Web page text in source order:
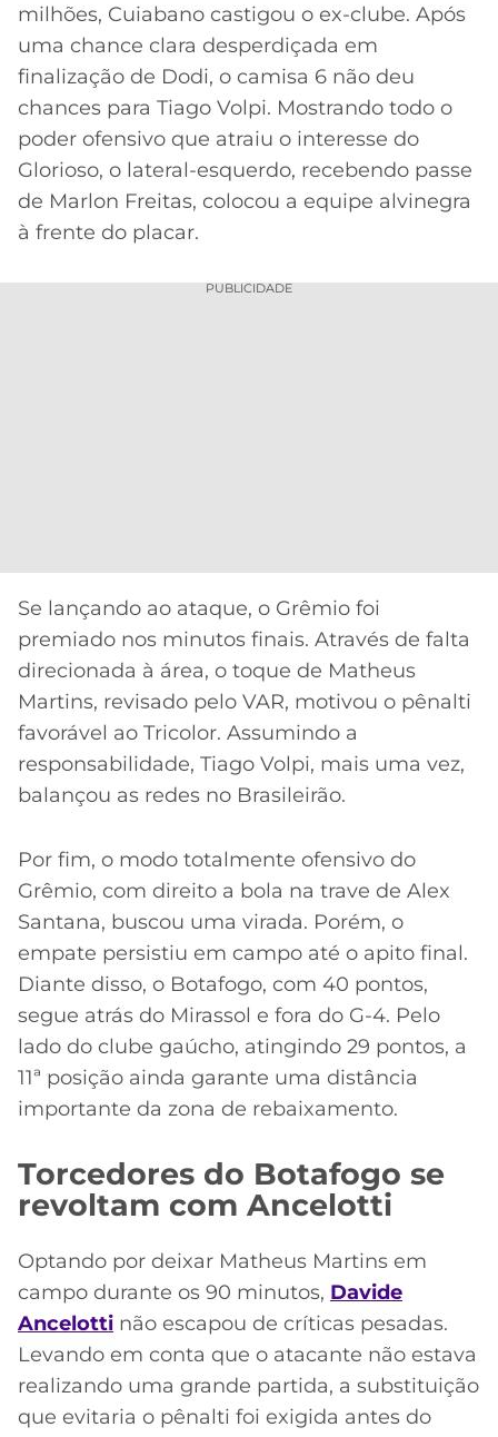
milhões, Cuiabano castigou o ex-clube. Após
uma chance clara desperdiçada em
finalização de Dodi, o camisa 6 não deu
chances para Tiago Volpi. Mostrando todo o
poder ofensivo que atraiu o interesse do
Glorioso, o lateral-esquerdo, recebendo passe
de Marlon Freitas, colocou a equipe alvinegra
à frente do placar.
PUBLICIDADE
Se lançando ao ataque, o Grêmio foi
premiado nos minutos finais. Através de falta
direcionada à área, o toque de Matheus
Martins, revisado pelo VAR, motivou o pênalti
favorável ao Tricolor. Assumindo a
responsabilidade, Tiago Volpi, mais uma vez,
balançou as redes no Brasileirão.
Por fim, o modo totalmente ofensivo do
Grêmio, com direito a bola na trave de Alex
Santana, buscou uma virada. Porém, o
empate persistiu em campo até o apito final.
Diante disso, o Botafogo, com 40 pontos,
segue atrás do Mirassol e fora do G-4. Pelo
lado do clube gaúcho, atingindo 29 pontos, a
11ª posição ainda garante uma distância
importante da zona de rebaixamento.
Torcedores do Botafogo se
revoltam com Ancelotti
Optando por deixar Matheus Martins em
campo durante os 90 minutos, Davide
Ancelotti não escapou de críticas pesadas.
Levando em conta que o atacante não estava
realizando uma grande partida, a substituição
que evitaria o pênalti foi exigida antes do